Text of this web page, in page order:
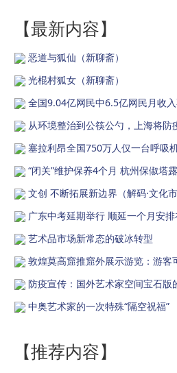
【最新内容】
恶道与狐仙（新聊斋）
光棍村狐女（新聊斋）
全国9.04亿网民中6.5亿网民月收
从环境整治到公筷公勺，上海将防
塞拉利昂全国750万人仅一台呼吸
“闭关”维护保养4个月 杭州保俶塔
文创 不断拓展新边界（解码·文化市
广东中考延期举行 顺延一个月安
艺术品市场新常态的破冰转型
敦煌莫高窟推窟外展示游览：游客
防疫宣传：国外艺术家空间宝石版
中奥艺术家的一次特殊“隔空祝福”
【推荐内容】